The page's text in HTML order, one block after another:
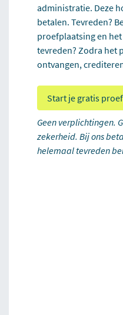
administratie. Deze
betalen. Tevreden?
proefplaatsing en
tevreden? Zodra het
ontvangen,
Start je gratis
Geen verplichtingen.
zekerheid. Bij ons
helemaal tevreden